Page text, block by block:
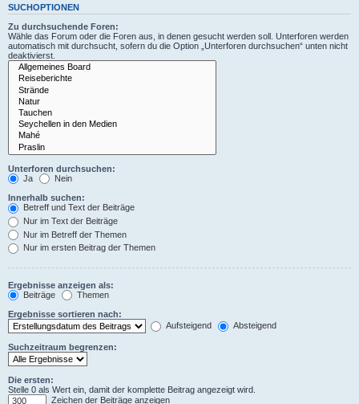
SUCHOPTIONEN
Zu durchsuchende Foren:
Wähle das Forum oder die Foren aus, in denen gesucht werden soll. Unterforen werden
automatisch mit durchsucht, sofern du die Option „Unterforen durchsuchen“ unten nicht
deaktivierst.
Unterforen durchsuchen:
Ja
Nein
Innerhalb suchen:
Betreff und Text der Beiträge
Nur im Text der Beiträge
Nur im Betreff der Themen
Nur im ersten Beitrag der Themen
Ergebnisse anzeigen als:
Beiträge
Themen
Ergebnisse sortieren nach:
Aufsteigend
Absteigend
Suchzeitraum begrenzen:
Die ersten:
Stelle 0 als Wert ein, damit der komplette Beitrag angezeigt wird.
Zeichen der Beiträge anzeigen